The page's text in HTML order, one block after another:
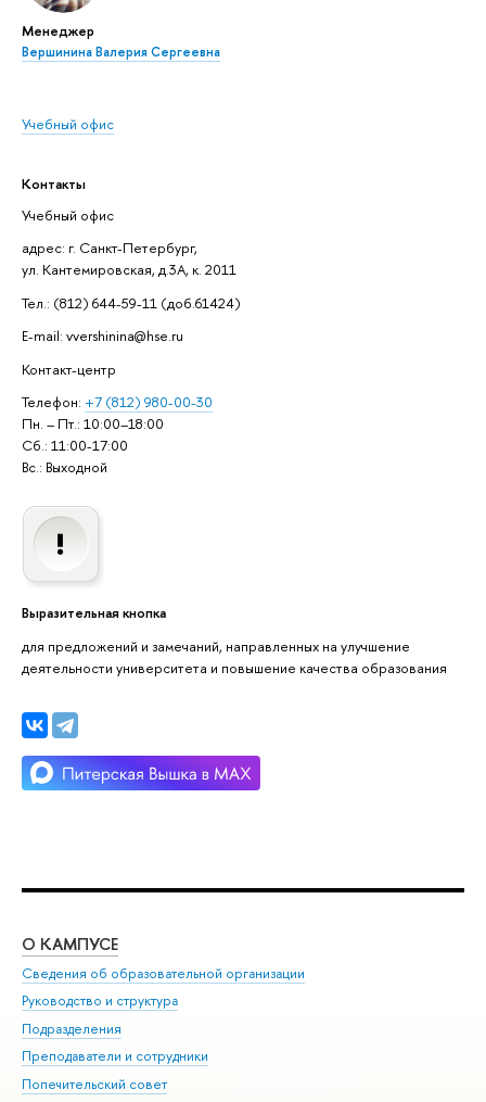
Менеджер
Вершинина Валерия Сергеевна
Учебный офис
Контакты
Учебный офис
адрес: г. Санкт-Петербург,
ул. Кантемировская, д.3А, к. 2011
Тел.: (812) 644-59-11 (доб.61424)
E-mail: vvershinina@hse.ru
Контакт-центр
Телефон: +7 (812) 980-00-30
Пн. – Пт.: 10:00–18:00
Сб.: 11:00-17:00
Вс.: Выходной
Выразительная кнопка
для предложений и замечаний, направленных на улучшение
деятельности университета и повышение качества образования
О КАМПУСЕ
Сведения об образовательной организации
Руководство и структура
Подразделения
Преподаватели и сотрудники
Попечительский совет